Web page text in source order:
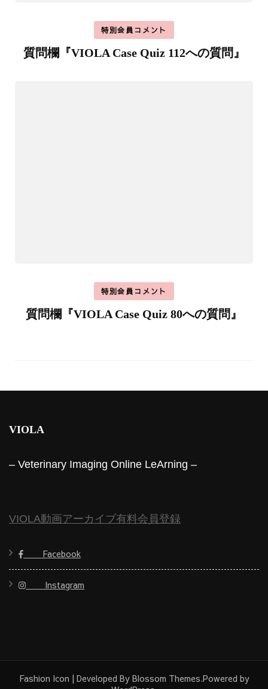
特別会員コメント
質問欄『VIOLA Case Quiz 112への質問』
特別会員コメント
質問欄『VIOLA Case Quiz 80への質問』
VIOLA
– Veterinary Imaging Online LeArning –
VIOLA動画アーカイブ有料会員登録
Facebook
Instagram
Fashion Icon | Developed By Blossom Themes.Powered by